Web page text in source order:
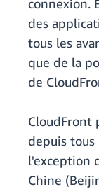
connexion.
des
tous les
que de la
de
CloudFront
depuis tous
l'exception
Chine